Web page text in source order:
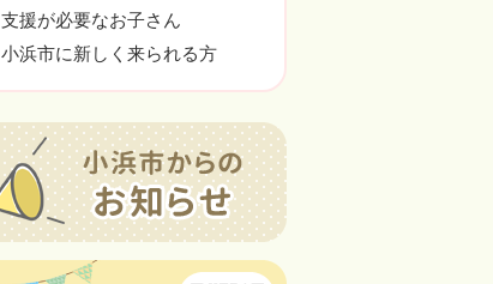
支援が必要なお子さん
小浜市に新しく来られる方